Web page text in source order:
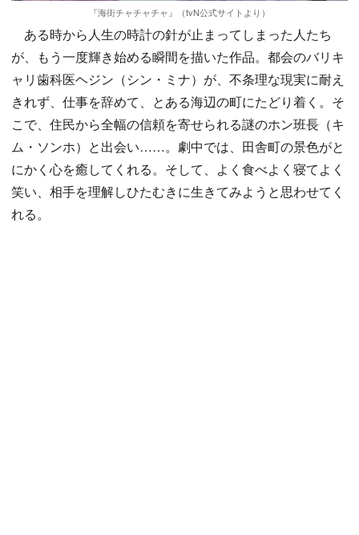
『海街チャチャチャ』（tvN公式サイトより）
ある時から人生の時計の針が止まってしまった人たち
が、もう一度輝き始める瞬間を描いた作品。都会のバリキ
ャリ歯科医ヘジン（シン・ミナ）が、不条理な現実に耐え
きれず、仕事を辞めて、とある海辺の町にたどり着く。そ
こで、住民から全幅の信頼を寄せられる謎のホン班長（キ
ム・ソンホ）と出会い……。劇中では、田舎町の景色がと
にかく心を癒してくれる。そして、よく食べよく寝てよく
笑い、相手を理解しひたむきに生きてみようと思わせてく
れる。